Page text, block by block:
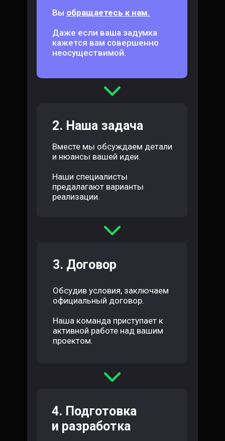
Вы обращаетесь к нам.
Даже если ваша задумка
кажется вам совершенно
неосуществимой.
2. Наша задача
Вместе мы обсуждаем детали
и нюансы вашей идеи.
Наши специалисты
предалагают варианты
реализации.
3. Договор
Обсудив условия, заключаем
официальный договор.
Наша команда приступает к
активной работе над вашим
проектом.
4. Подготовка
и разработка